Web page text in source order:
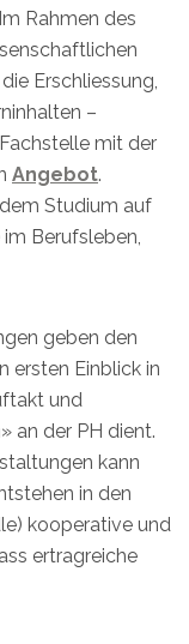
Rahmen des
Erschliessung,
–
mit der
Angebot.
Studium auf
Berufsleben,
geben den
ersten Einblick in
und
an der PH dient.
kann
in den
kooperative und
ertragreiche